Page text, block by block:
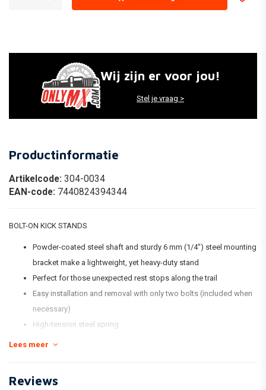
Wij zijn er voor jou!
Stel je vraag >
Productinformatie
Artikelcode: 304-0034
EAN-code: 7440824394344
BOLT-ON KICK STANDS
Powder-coated steel shaft and sturdy 6 mm (1/4") steel mounting
bracket make a lightweight, yet heavy-duty stand
Perfect for those unexpected rest stops along the trail
Easy installation and removal with only two bolts (included when
necessary)
High-tension steel spring
Lees meer
Reviews